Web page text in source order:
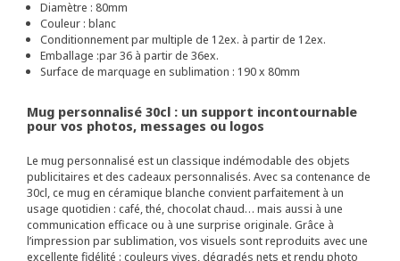
Diamètre : 80mm
Couleur : blanc
Conditionnement par multiple de 12ex. à partir de 12ex.
Emballage :par 36 à partir de 36ex.
Surface de marquage en sublimation : 190 x 80mm
Mug personnalisé 30cl : un support incontournable
pour vos photos, messages ou logos
Le mug personnalisé est un classique indémodable des objets
publicitaires et des cadeaux personnalisés. Avec sa contenance de
30cl, ce mug en céramique blanche convient parfaitement à un
usage quotidien : café, thé, chocolat chaud… mais aussi à une
communication efficace ou à une surprise originale. Grâce à
l’impression par sublimation, vos visuels sont reproduits avec une
excellente fidélité : couleurs vives, dégradés nets et rendu photo